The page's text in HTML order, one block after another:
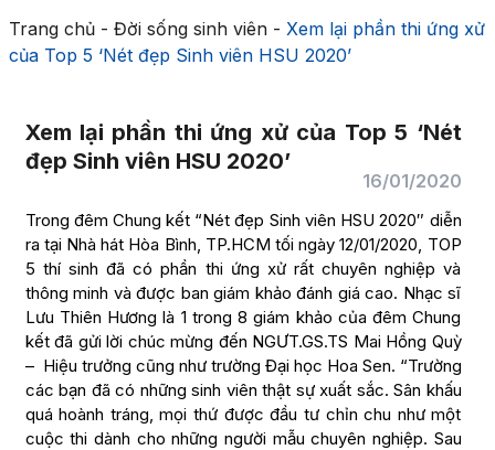
Trang chủ- Đời sống sinh viên- Xem lại phần thi ứng xử
của Top 5 ‘Nét đẹp Sinh viên HSU 2020’
Xem lại phần thi ứng xử của Top 5 ‘Nét
đẹp Sinh viên HSU 2020’
16/01/2020
Trong đêm Chung kết “Nét đẹp Sinh viên HSU 2020″ diễn
ra tại Nhà hát Hòa Bình, TP.HCM tối ngày 12/01/2020, TOP
5 thí sinh đã có phần thi ứng xử rất chuyên nghiệp và
thông minh và được ban giám khảo đánh giá cao. Nhạc sĩ
Lưu Thiên Hương là 1 trong 8 giám khảo của đêm Chung
kết đã gửi lời chúc mừng đến NGƯT.GS.TS Mai Hồng Quỳ
– Hiệu trưởng cũng như trường Đại học Hoa Sen. “Trường
các bạn đã có những sinh viên thật sự xuất sắc. Sân khấu
quá hoành tráng, mọi thứ được đầu tư chỉn chu như một
cuộc thi dành cho những người mẫu chuyên nghiệp. Sau